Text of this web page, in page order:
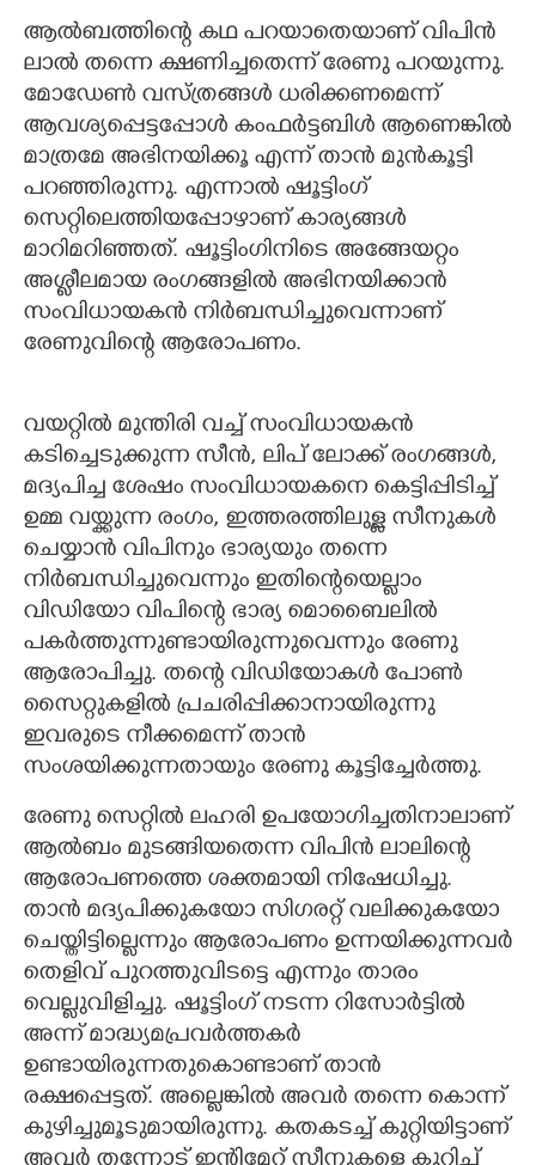
ആൽബത്തിന്റെ കഥ പറയാതെയാണ് വിപിൻ
ലാൽ തന്നെ ക്ഷണിച്ചതെന്ന് രേണു പറയുന്നു.
മോഡേൺ വസ്ത്രങ്ങൾ ധരിക്കണമെന്ന്
ആവശ്യപ്പെട്ടപ്പോൾ കംഫർട്ടബിൾ ആണെങ്കിൽ
മാത്രമേ അഭിനയിക്കൂ എന്ന് താൻ മുൻകൂട്ടി
പറഞ്ഞിരുന്നു. എന്നാൽ ഷൂട്ടിംഗ്
സെറ്റിലെത്തിയപ്പോഴാണ് കാര്യങ്ങൾ
മാറിമറിഞ്ഞത്. ഷൂട്ടിംഗിനിടെ അങ്ങേയറ്റം
അശ്ലീലമായ രംഗങ്ങളിൽ അഭിനയിക്കാൻ
സംവിധായകൻ നിർബന്ധിച്ചുവെന്നാണ്
രേണുവിന്റെ ആരോപണം.
വയറ്റിൽ മുന്തിരി വച്ച് സംവിധായകൻ
കടിച്ചെടുക്കുന്ന സീൻ, ലിപ് ലോക്ക് രംഗങ്ങൾ,
മദ്യപിച്ച ശേഷം സംവിധായകനെ കെട്ടിപ്പിടിച്ച്
ഉമ്മ വയ്ക്കുന്ന രംഗം, ഇത്തരത്തിലുള്ള സീനുകൾ
ചെയ്യാൻ വിപിനും ഭാര്യയും തന്നെ
നിർബന്ധിച്ചുവെന്നും ഇതിന്റെയെല്ലാം
വിഡിയോ വിപിന്റെ ഭാര്യ മൊബൈലിൽ
പകർത്തുന്നുണ്ടായിരുന്നുവെന്നും രേണു
ആരോപിച്ചു. തന്റെ വിഡിയോകൾ പോൺ
സൈറ്റുകളിൽ പ്രചരിപ്പിക്കാനായിരുന്നു
ഇവരുടെ നീക്കമെന്ന് താൻ
സംശയിക്കുന്നതായും രേണു കൂട്ടിച്ചേർത്തു.
രേണു സെറ്റിൽ ലഹരി ഉപയോഗിച്ചതിനാലാണ്
ആൽബം മുടങ്ങിയതെന്ന വിപിൻ ലാലിന്റെ
ആരോപണത്തെ ശക്തമായി നിഷേധിച്ചു.
താൻ മദ്യപിക്കുകയോ സിഗരറ്റ് വലിക്കുകയോ
ചെയ്തിട്ടില്ലെന്നും ആരോപണം ഉന്നയിക്കുന്നവർ
തെളിവ് പുറത്തുവിടട്ടെ എന്നും താരം
വെല്ലുവിളിച്ചു. ഷൂട്ടിംഗ് നടന്ന റിസോർട്ടിൽ
അന്ന് മാദ്ധ്യമപ്രവർത്തകർ
ഉണ്ടായിരുന്നതുകൊണ്ടാണ് താൻ
രക്ഷപ്പെട്ടത്. അല്ലെങ്കിൽ അവർ തന്നെ കൊന്ന്
കുഴിച്ചുമൂടുമായിരുന്നു. കതകടച്ച് കുറ്റിയിട്ടാണ്